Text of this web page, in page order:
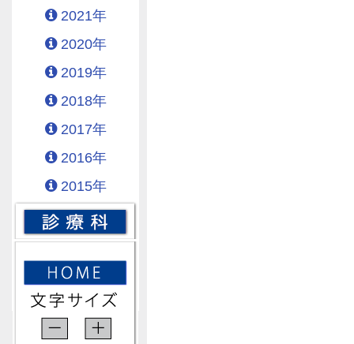
2021年
2020年
2019年
2018年
2017年
2016年
2015年